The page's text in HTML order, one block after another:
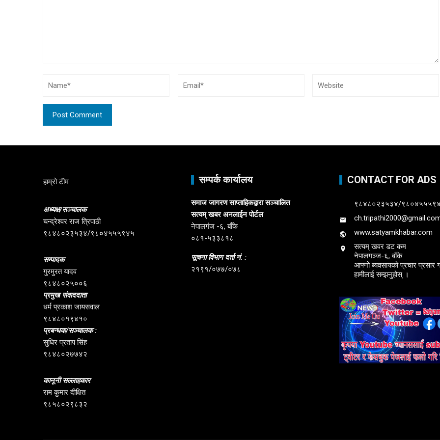
हाम्रो टीम
अध्यक्ष/सञ्चालक
चन्द्रेश्वर राज त्रिपाठी
९८४८०२३५३४/९८०४५५५९४५
सम्पादक
गुरमुरत यादव
९८४८०२५००६
प्रमुख संवाददाता
धर्म प्रकाश जायसवाल
९८४८०१९४१०
प्रबन्धक/सञ्चालक :
सुधिर प्रताप सिंह
९८४८०२७७४२
कानूनी सल्लाहकार
राम कुमार दीक्षित
९८५८०२९८३२
सम्पर्क कार्यालय
समाज जागरण साप्ताहिकद्वारा सञ्चालित
सत्यम् खबर अनलाईन पोर्टल
नेपालगंज -६, बाँके
०८१-५३३८१८
सूचना विभाग दर्ता नं. :
२१९१/०७७/०७८
CONTACT FOR ADS
९८४८०२३५३४/
www.satyamkhabar.com
सत्यम् खवर डट कम
नेपालगञ्ज-६, बाँके
आफ्नो ब्यवसायको प्रचार प्रसार
हामीलाई सम्झनुहोस् ।